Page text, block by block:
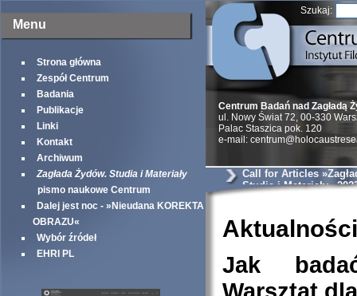
Menu
Strona główna
Zespół Centrum
Badania
Publikacje
Linki
Kontakt
Archiwum
Zagłada Żydów. Studia i Materiały
pismo naukowe Centrum
Dalej jest noc - »Nieudana KOREKTA
OBRAZU«
Wybór źródeł
EHRI PL
Szukaj:
Centrum Badań nad Zagładą
ul. Nowy Świat 72, 00-330
Palac Staszica pok. 120
e-mail:
Call for Articles
Studia i Materiały«
Aktualności
Jak